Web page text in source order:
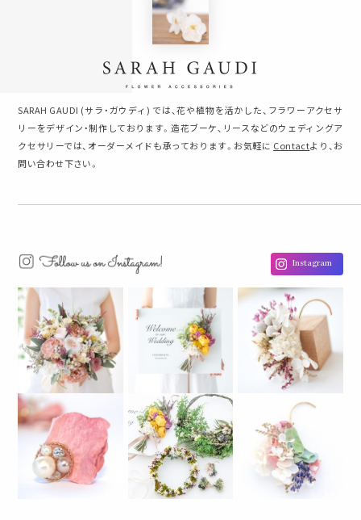
SARAH GAUDI (サラ・ガウディ) では、花や植物を活かした、フラワーアクセサ
リーをデザイン・制作しております。造花ブーケ、リースなどのウェディングア
クセサリーでは、オーダーメイドも承っております。お気軽に Contactより、お
問い合わせ下さい。
Instagram